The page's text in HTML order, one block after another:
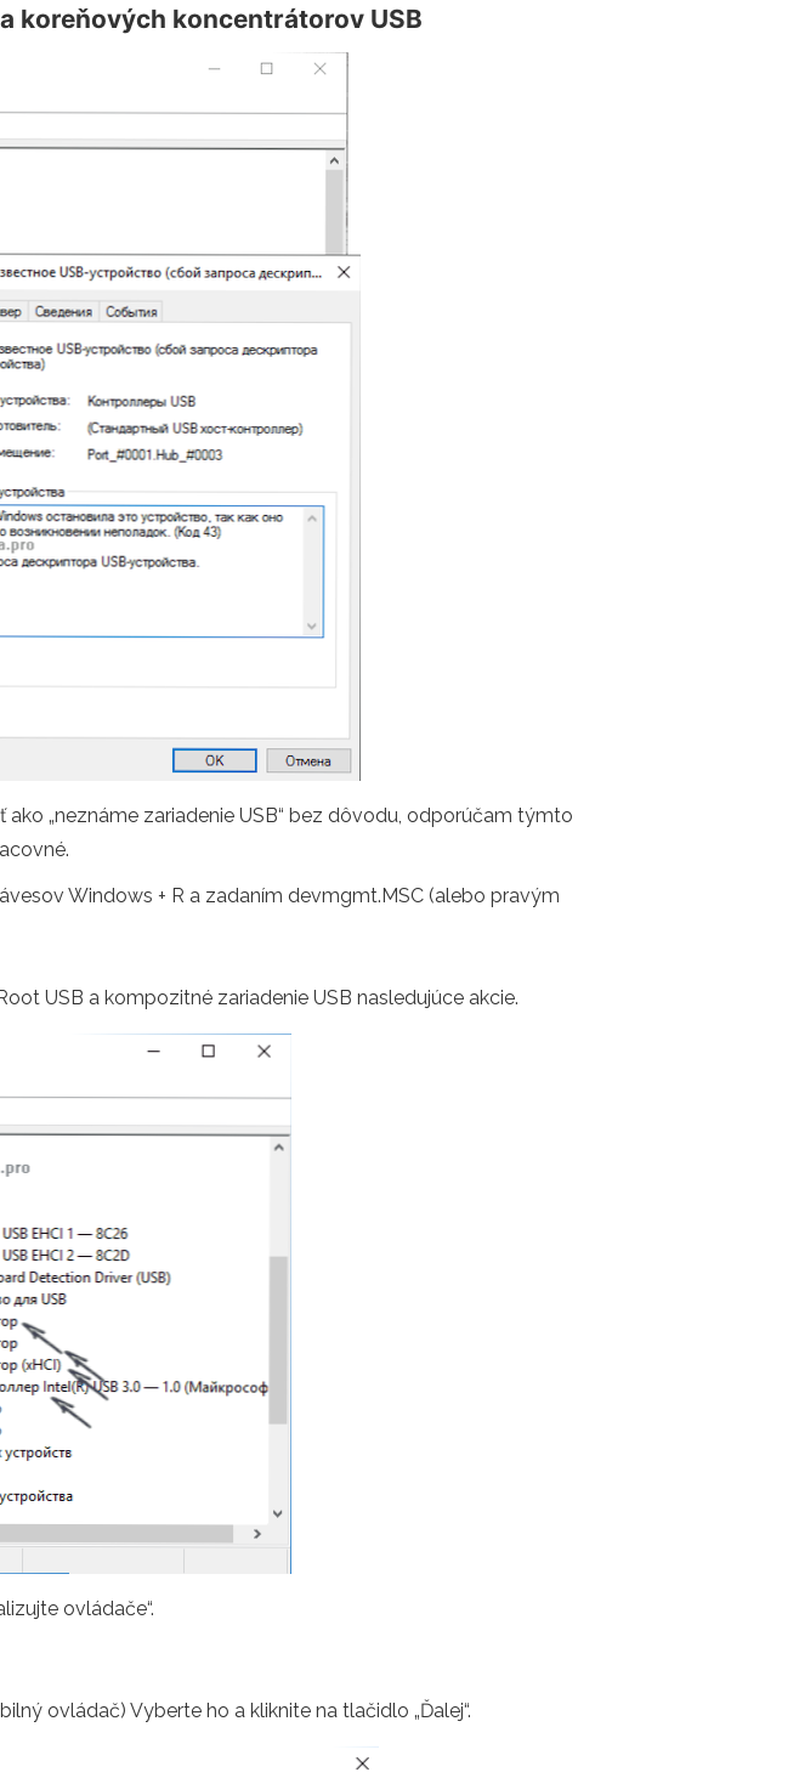
koreňových koncentrátorov USB
„neznáme zariadenie USB“ bez dôvodu, odporúčam týmto
Windows + R a zadaním devmgmt.MSC (alebo pravým
USB a kompozitné zariadenie USB nasledujúce akcie.
ovládače“.
ovládač) Vyberte ho a kliknite na tlačidlo „Ďalej“.